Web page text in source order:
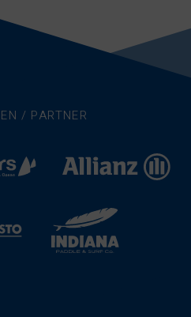
/ PARTNER